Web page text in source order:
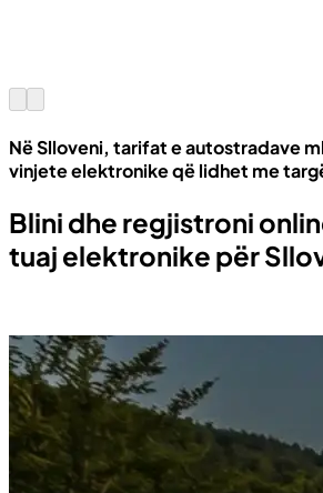
Në Slloveni, tarifat e autostradave
vinjete elektronike që lidhet me
Blini dhe regjistroni
tuaj elektronike për